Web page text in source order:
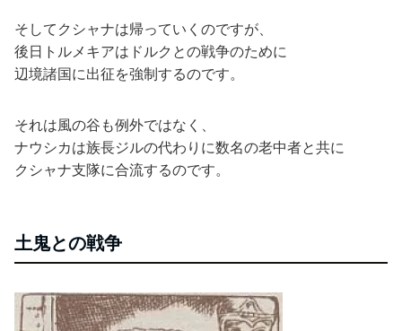
そしてクシャナは帰っていくのですが、
後日トルメキアはドルクとの戦争のために
辺境諸国に出征を強制するのです。
それは風の谷も例外ではなく、
ナウシカは族長ジルの代わりに数名の老中者と共に
クシャナ支隊に合流するのです。
土鬼との戦争